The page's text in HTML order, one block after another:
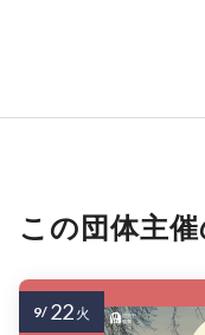
この団体主
9/ 22 火